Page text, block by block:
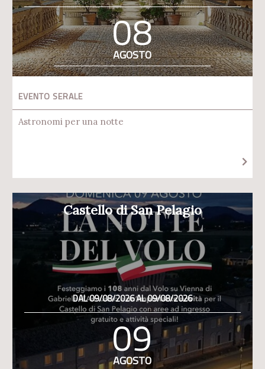
08
AGOSTO
EVENTO SERALE
Astronomi per una notte
Castello di San Pelagio
DAL 09/08/2026 AL 09/08/2026
09
AGOSTO